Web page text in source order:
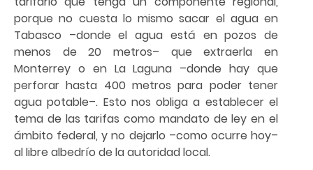
porque no cuesta lo mismo sacar el agua en
Tabasco –donde el agua está en pozos de
menos de 20 metros– que extraerla en
Monterrey o en La Laguna –donde hay que
perforar hasta 400 metros para poder tener
agua potable–. Esto nos obliga a establecer el
tema de las tarifas como mandato de ley en el
ámbito federal, y no dejarlo –como ocurre hoy–
al libre albedrío de la autoridad local.